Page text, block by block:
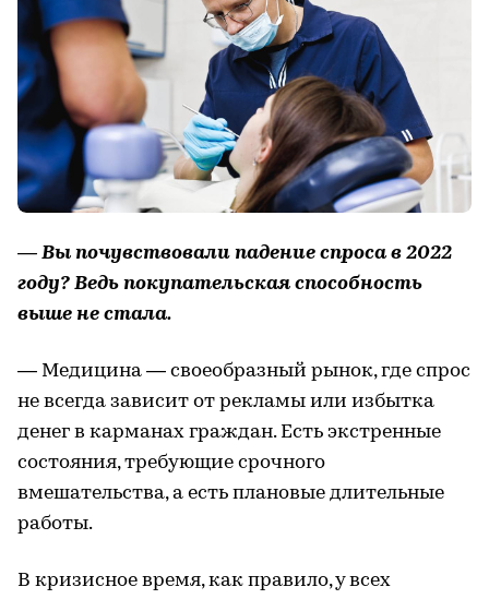
— Вы почувствовали падение спроса в 2022
году? Ведь покупательская способность
выше не стала.
— Медицина — своеобразный рынок, где спрос
не всегда зависит от рекламы или избытка
денег в карманах граждан. Есть экстренные
состояния, требующие срочного
вмешательства, а есть плановые длительные
работы.
В кризисное время, как правило, у всех